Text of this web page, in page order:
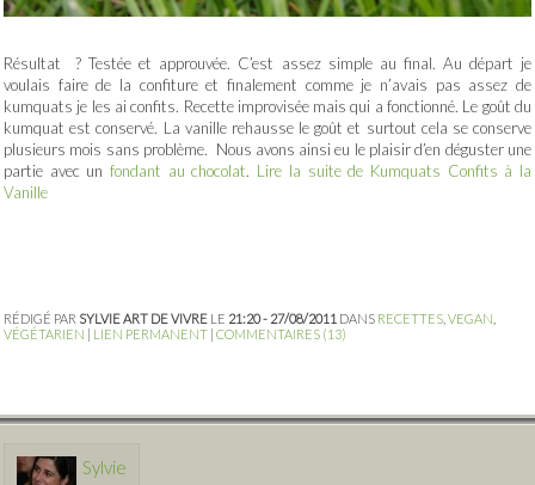
Résultat ? Testée et approuvée. C’est assez simple au final. Au départ je
voulais faire de la confiture et finalement comme je n’avais pas assez de
kumquats je les ai confits. Recette improvisée mais qui a fonctionné. Le goût du
kumquat est conservé. La vanille rehausse le goût et surtout cela se conserve
plusieurs mois sans problème. Nous avons ainsi eu le plaisir d’en déguster une
partie avec unfondant au chocolat. Lire la suite de Kumquats Confits à la
Vanille
RÉDIGÉ PAR SYLVIE ART DE VIVRE LE 21:20 - 27/08/2011 DANS RECETTES VEGAN
VÉGÉTARIEN
LIEN PERMANENT COMMENTAIRES (13)
Sylvie